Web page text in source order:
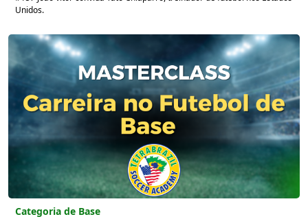
Unidos.
Categoria de Base